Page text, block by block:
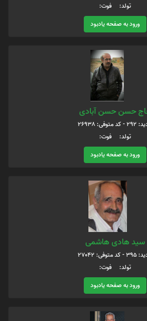
تولد: فوت:
ورود به صفحه یادبود
حسن حسن آبادی
متوفی: 26938
تولد: فوت:
ورود به صفحه یادبود
سید هادی هاشمی
کد متوفی: 27042
تولد: فوت:
ورود به صفحه یادبود